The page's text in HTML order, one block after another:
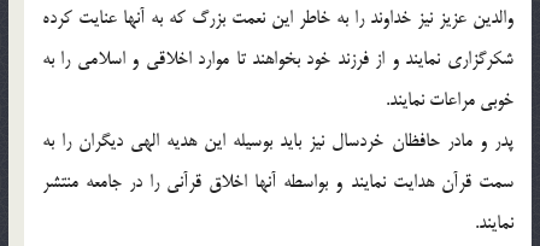
والدين عزيز نيز خداوند را به خاطر اين نعمت بزرگ كه به آنها عنايت كرده
شكرگزاري نمايند و از فرزند خود بخواهند تا موارد اخلاقي و اسلامي را به
خوبي مراعات نمايند.
پدر و مادر حافظان خردسال نيز بايد بوسيله اين هديه الهي ديگران را به
سمت قرآن هدايت نمايند و بواسطه آنها اخلاق قرآني را در جامعه منتشر
نمايند.